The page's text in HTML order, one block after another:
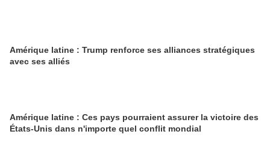
Amérique latine : Trump renforce ses alliances stratégiques
avec ses alliés
Amérique latine : Ces pays pourraient assurer la victoire des
États-Unis dans n'importe quel conflit mondial